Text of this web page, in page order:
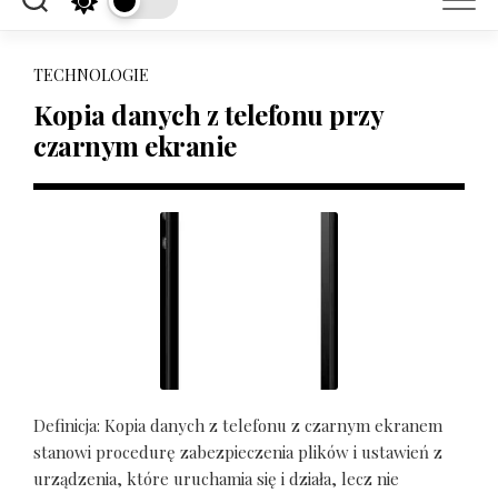
TECHNOLOGIE
Kopia danych z telefonu przy
czarnym ekranie
Definicja: Kopia danych z telefonu z czarnym ekranem
stanowi procedurę zabezpieczenia plików i ustawień z
urządzenia, które uruchamia się i działa, lecz nie